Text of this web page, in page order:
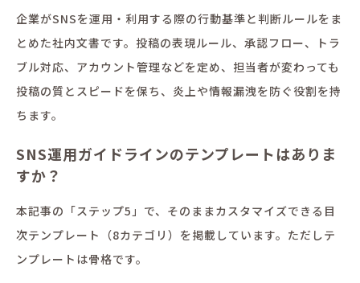
企業がSNSを運用・利用する際の行動基準と判断ルールをま
とめた社内文書です。投稿の表現ルール、承認フロー、トラ
ブル対応、アカウント管理などを定め、担当者が変わっても
投稿の質とスピードを保ち、炎上や情報漏洩を防ぐ役割を持
ちます。
SNS運用ガイドラインのテンプレートはありま
すか？
本記事の「ステップ5」で、そのままカスタマイズできる目
次テンプレート（8カテゴリ）を掲載しています。ただしテ
ンプレートは骨格です。